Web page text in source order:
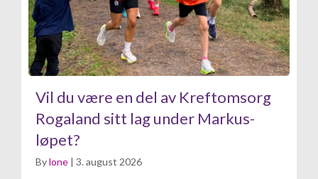
Vil du være en del av Kreftomsorg
Rogaland sitt lag under Markus-
løpet?
Bylone | 3. august 2026